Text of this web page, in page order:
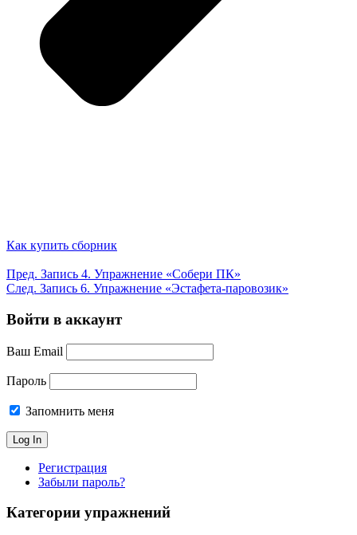
Как купить сборник
Пред. Запись 4. Упражнение «Собери ПК»
След. Запись 6. Упражнение «Эстафета-паровозик»
Войти в аккаунт
Ваш Email
Пароль
Запомнить меня
Регистрация
Забыли пароль?
Категории упражнений